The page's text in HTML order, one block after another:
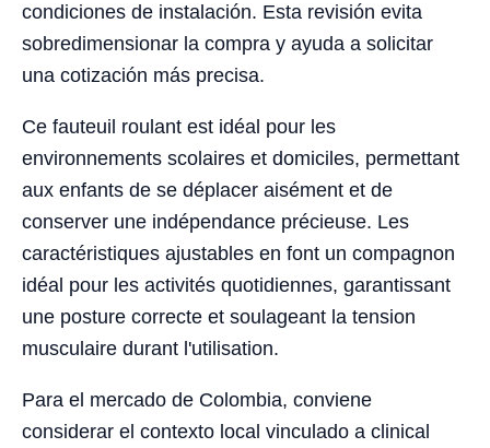
condiciones de instalación. Esta revisión evita
sobredimensionar la compra y ayuda a solicitar
una cotización más precisa.
Ce fauteuil roulant est idéal pour les
environnements scolaires et domiciles, permettant
aux enfants de se déplacer aisément et de
conserver une indépendance précieuse. Les
caractéristiques ajustables en font un compagnon
idéal pour les activités quotidiennes, garantissant
une posture correcte et soulageant la tension
musculaire durant l'utilisation.
Para el mercado de Colombia, conviene
considerar el contexto local vinculado a clinical